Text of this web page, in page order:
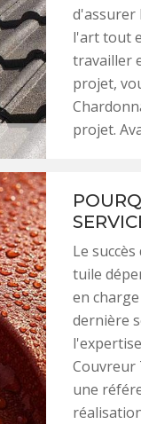
d'assurer
l'art tout
travailler
projet,
projet.
Le
tuile
en
dernière
Couvreur
une